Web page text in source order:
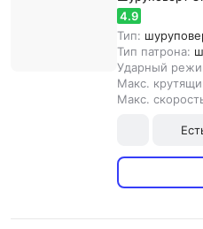
4.9
Тип:
Тип патрона:
Ударный
Макс.
Макс.